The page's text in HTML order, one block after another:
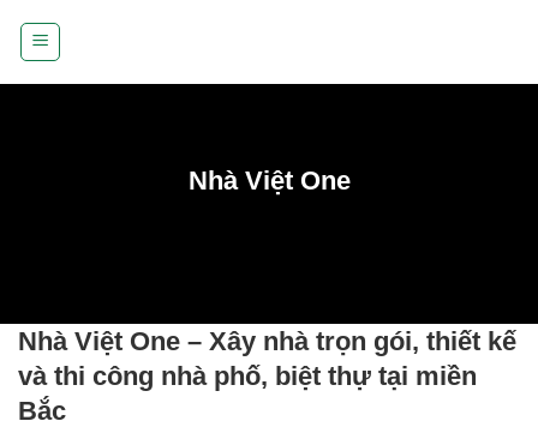
Nhà Việt One
Nhà Việt One – Xây nhà trọn gói, thiết kế
và thi công nhà phố, biệt thự tại miền
Bắc